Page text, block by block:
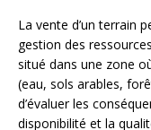
La vente d’un terrain
gestion des
situé dans une zone
(eau, sols arables,
d’évaluer les
disponibilité et la